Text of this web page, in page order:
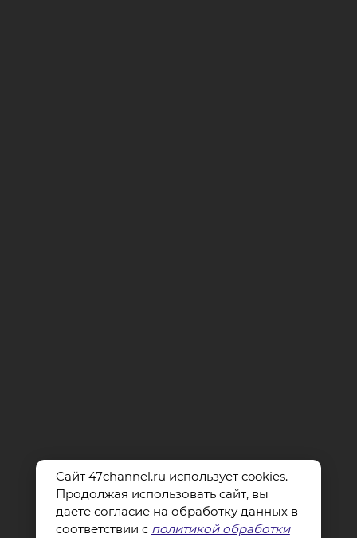
Сайт 47channel.ru использует cookies.
Продолжая использовать сайт, вы
даете согласие на обработку данных в
соответствии с политикой обработки